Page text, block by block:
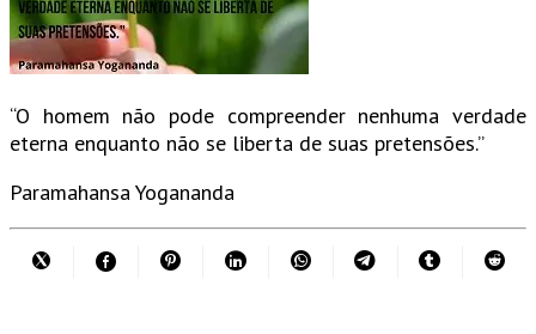
“O homem não pode compreender nenhuma verdade
eterna enquanto não se liberta de suas pretensões.”
Paramahansa Yogananda